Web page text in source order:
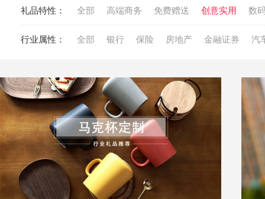
礼品特性： 全部 高端商务 免费赠送 创意实用 数
行业属性： 全部 银行 保险 房地产 金融证券 汽